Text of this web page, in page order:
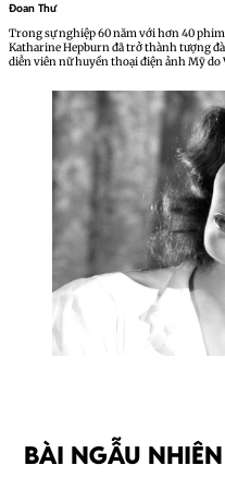
Đoan Thư
Trong sự nghiệp 60 năm với hơn 40
Katharine Hepburn đã trở thành tượng
diễn viên nữ huyền thoại điện ảnh Mỹ
BÀI NGẪU NHIÊN